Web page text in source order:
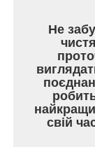
Не
свій